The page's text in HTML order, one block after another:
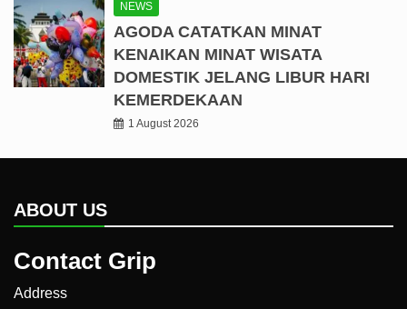
NEWS
AGODA CATATKAN MINAT
KENAIKAN MINAT WISATA
DOMESTIK JELANG LIBUR HARI
KEMERDEKAAN
1 August 2026
ABOUT US
Contact Grip
Address